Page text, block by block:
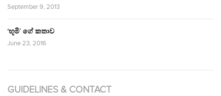
September 9, 2013
‘භූමි’ ගේ කතාව
June 23, 2016
GUIDELINES & CONTACT